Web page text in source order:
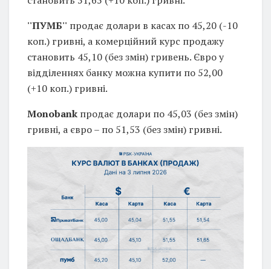
''ПУМБ'' продає долари в касах по 45,20 (-10
коп.) гривні, а комерційний курс продажу
становить 45,10 (без змін) гривень. Євро у
відділеннях банку можна купити по 52,00
(+10 коп.) гривні.
Monobank продає долари по 45,03 (без змін)
гривні, а євро – по 51,53 (без змін) гривні.